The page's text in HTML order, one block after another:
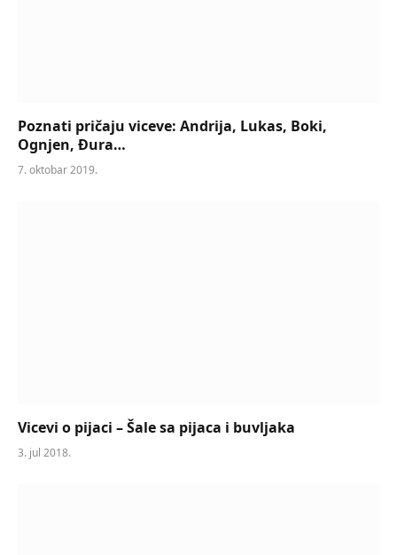
Poznati pričaju viceve: Andrija, Lukas, Boki,
Ognjen, Đura…
7. oktobar 2019.
Vicevi o pijaci – Šale sa pijaca i buvljaka
3. jul 2018.